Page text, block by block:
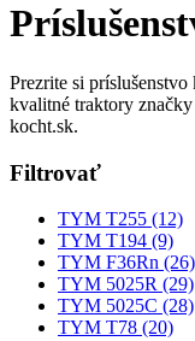
Prezrite si
kvalitné traktory
kocht.sk.
Filtrovať
TYM T255 (12)
TYM T194 (9)
TYM F36Rn (26)
TYM 5025R (29)
TYM 5025C (28)
TYM T78 (20)